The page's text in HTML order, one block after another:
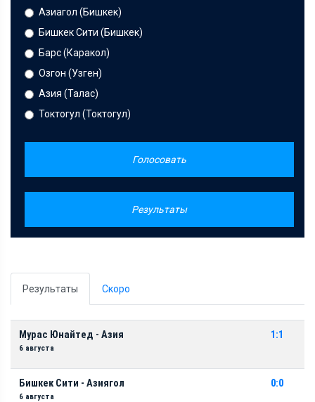
Азиагол (Бишкек)
Бишкек Сити (Бишкек)
Барс (Каракол)
Озгон (Узген)
Азия (Талас)
Токтогул (Токтогул)
Голосовать
Результаты
Результаты Скоро
Мурас Юнайтед - Азия
6 августа
1:1
Бишкек Сити - Азиягол
6 августа
0:0